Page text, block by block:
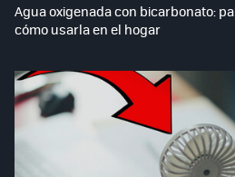
Agua oxigenada con bicarbonato:
cómo usarla en el hogar